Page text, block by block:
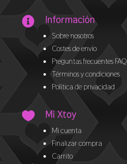
 Información
Sobre nosotros
Costes de envío
Preguntas frecuentes FAQ
Términos y condiciones
Política de privacidad
 Mi Xtoy
Mi cuenta
Finalizar compra
Carrito